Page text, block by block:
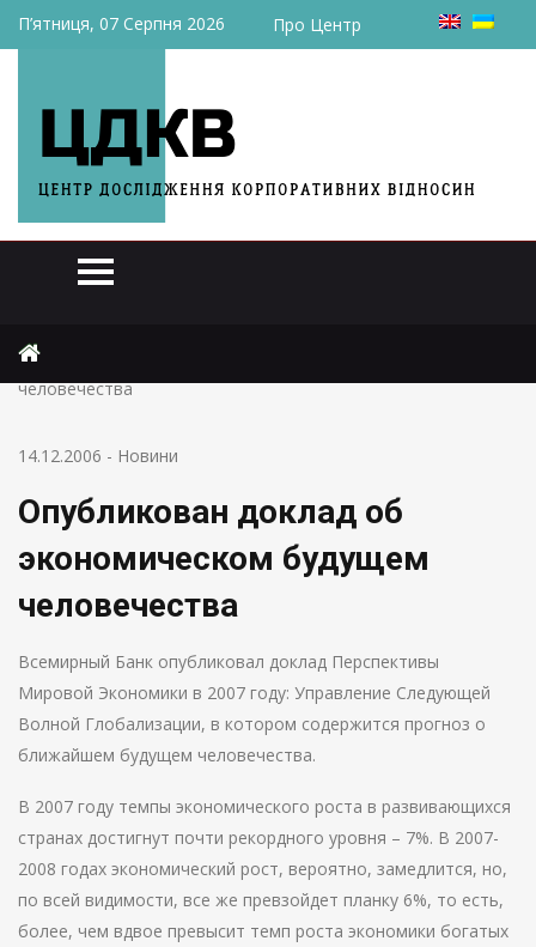
П’ятниця, 07 Серпня 2026 Про Центр
Опубликован доклад об экономическом будущем
человечества
14.12.2006 - Новини
Опубликован доклад об
экономическом будущем
человечества
Всемирный Банк опубликовал доклад Перспективы
Мировой Экономики в 2007 году: Управление Следующей
Волной Глобализации, в котором содержится прогноз о
ближайшем будущем человечества.
В 2007 году темпы экономического роста в развивающихся
странах достигнут почти рекордного уровня – 7%. В 2007-
2008 годах экономический рост, вероятно, замедлится, но,
по всей видимости, все же превзойдет планку 6%, то есть,
более, чем вдвое превысит темп роста экономики богатых